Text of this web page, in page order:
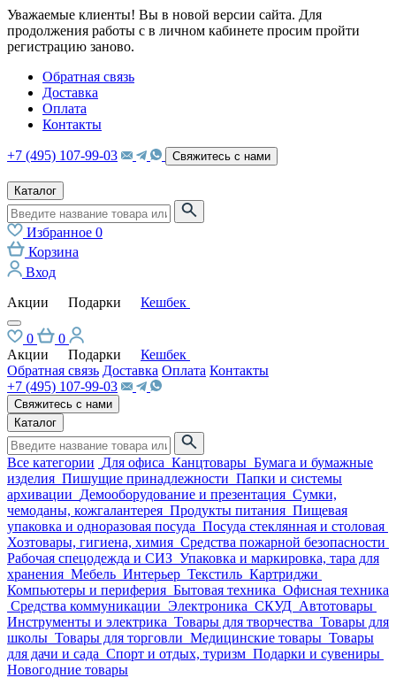
Уважаемые клиенты! Вы в новой версии сайта. Для
продолжения работы с в личном кабинете просим пройти
регистрацию заново.
Обратная связь
Доставка
Оплата
Контакты
+7 (495) 107-99-03 Свяжитесь с нами
Каталог
Избранное 0
Корзина
Вход
Акции
Подарки Кешбек
0
0
Акции
Подарки
Кешбек
Обратная связь Доставка Оплата Контакты
+7 (495) 107-99-03
Свяжитесь с нами
Каталог
Все категории Для офиса Канцтовары Бумага и бумажные
изделия Пишущие принадлежности Папки и системы
архивации Демооборудование и презентация Сумки,
чемоданы, кожгалантерея Продукты питания Пищевая
упаковка и одноразовая посуда Посуда стеклянная и столовая
Хозтовары, гигиена, химия Средства пожарной безопасности
Рабочая спецодежда и СИЗ Упаковка и маркировка, тара для
хранения Мебель Интерьер Текстиль Картриджи
Компьютеры и периферия Бытовая техника Офисная техника
Средства коммуникации Электроника СКУД Автотовары
Инструменты и электрика Товары для творчества Товары для
школы Товары для торговли Медицинские товары Товары
для дачи и сада Спорт и отдых, туризм Подарки и сувениры
Новогодние товары